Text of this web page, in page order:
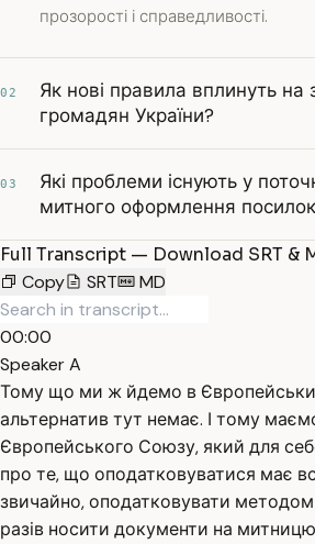
прозорості і справедливості.
02
Як нові правила вплинуть на
громадян України?
03
Які проблеми існують у
митного оформлення
Full Transcript — Download SRT &
Copy
SRT MD
00:00
Speaker A
Тому що ми ж йдемо в
альтернатив тут немає. І тому
Європейського Союзу, який для
про те, що оподатковуватися має
звичайно, оподатковувати
разів носити документи на